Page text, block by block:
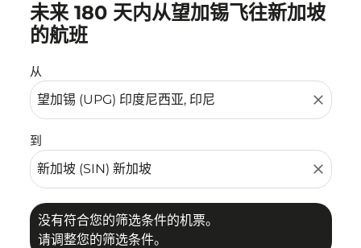
未来 180 天内从望加锡飞往新加坡
的航班
从
close
到
close
没有符合您的筛选条件的机票。
请调整您的筛选条件。
没有符合您的筛选条件的机票。请调整您的筛选条件。